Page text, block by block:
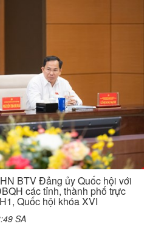
BTV Đảng ủy Quốc hội với
các tỉnh, thành phố trực
Quốc hội khóa XVI
SA